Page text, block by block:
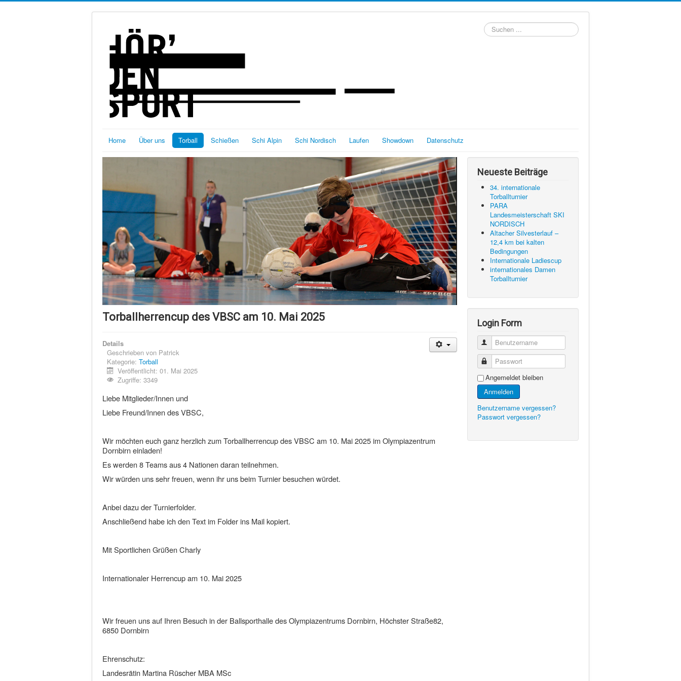
Suchen
...
Home Über uns Torball Schießen Schi Alpin Schi Nordisch Laufen Showdown Datenschutz
Torballherrencup des VBSC am 10. Mai 2025
Details
Geschrieben von Patrick
Kategorie: Torball
Veröffentlicht: 01. Mai 2025
Zugriffe: 3349
Liebe Mitglieder/Innen und
Liebe Freund/Innen des VBSC,
Wir möchten euch ganz herzlich zum Torballherrencup des VBSC am 10. Mai 2025 im Olympiazentrum
Dornbirn einladen!
Es werden 8 Teams aus 4 Nationen daran teilnehmen.
Wir würden uns sehr freuen, wenn ihr uns beim Turnier besuchen würdet.
Anbei dazu der Turnierfolder.
Anschließend habe ich den Text im Folder ins Mail kopiert.
Mit Sportlichen Grüßen Charly
Internationaler Herrencup am 10. Mai 2025
Wir freuen uns auf Ihren Besuch in der Ballsporthalle des Olympiazentrums Dornbirn, Höchster Straße82,
6850 Dornbirn
Ehrenschutz:
Landesrätin Martina Rüscher MBA MSc
Neueste Beiträge
34. internationale
Torballturnier
PARA
Landesmeisterschaft SKI
NORDISCH
Altacher Silvesterlauf –
12,4 km bei kalten
Bedingungen
Internationale Ladiescup
internationales Damen
Torballturnier
Login Form
Benutzername
Passwort
Angemeldet bleiben
Anmelden
Benutzername vergessen?
Passwort vergessen?